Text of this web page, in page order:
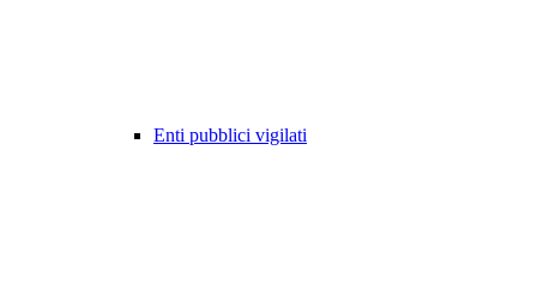
Enti pubblici vigilati